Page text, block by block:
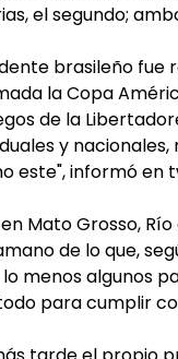
el segundo;
brasileño
la Copa
de la
y
este", informó en
Mato Grosso,
de lo que,
menos algunos
para cumplir